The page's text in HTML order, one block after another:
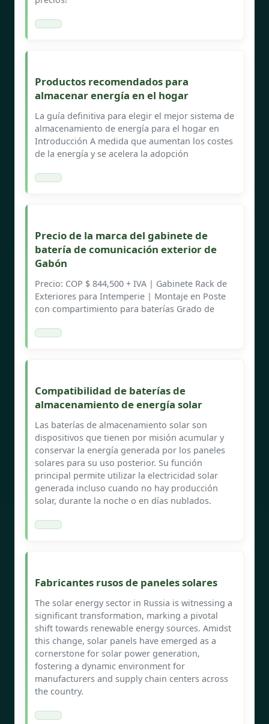
Productos recomendados para
almacenar energía en el hogar
La guía definitiva para elegir el mejor sistema de
almacenamiento de energía para el hogar en
Introducción A medida que aumentan los costes
de la energía y se acelera la adopción
Precio de la marca del gabinete de
batería de comunicación exterior de
Gabón
Precio: COP $ 844,500 + IVA | Gabinete Rack de
Exteriores para Intemperie | Montaje en Poste
con compartimiento para baterías Grado de
Compatibilidad de baterías de
almacenamiento de energía solar
Las baterías de almacenamiento solar son
dispositivos que tienen por misión acumular y
conservar la energía generada por los paneles
solares para su uso posterior. Su función
principal permite utilizar la electricidad solar
generada incluso cuando no hay producción
solar, durante la noche o en días nublados.
Fabricantes rusos de paneles solares
The solar energy sector in Russia is witnessing a
significant transformation, marking a pivotal
shift towards renewable energy sources. Amidst
this change, solar panels have emerged as a
cornerstone for solar power generation,
fostering a dynamic environment for
manufacturers and supply chain centers across
the country.